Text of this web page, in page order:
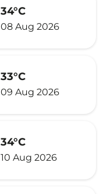
34°C
08 Aug 2026
33°C
09 Aug 2026
34°C
10 Aug 2026